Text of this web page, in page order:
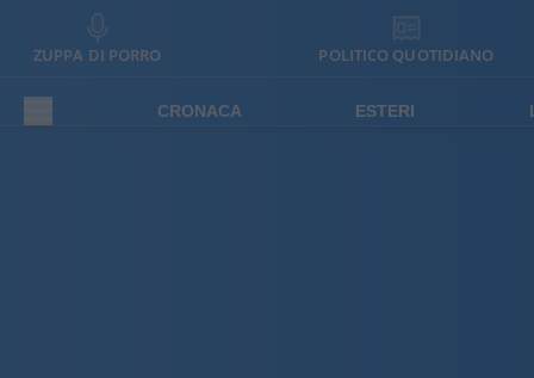
ZUPPA DI PORRO POLITICO QUOTIDIANO
CRONACA ESTERI